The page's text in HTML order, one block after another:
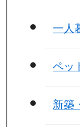
一人
ペッ
新築